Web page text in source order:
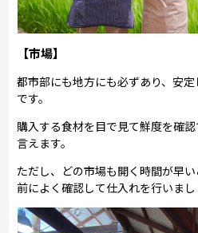
【市場】
都市部にも地方にも必ずあり、安
です。
購入する食材を目で見て鮮度を確
言えます。
ただし、どの市場も開く時間が早
前によく確認して仕入れを行いまし